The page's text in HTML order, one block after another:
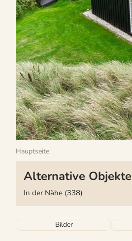
Hauptseite
Alternative Objekte
In der Nähe (338)
Bilder